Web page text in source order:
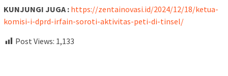
KUNJUNGI JUGA : https://zentainovasi.id/2024/12/18/ketua-
komisi-i-dprd-irfain-soroti-aktivitas-peti-di-tinsel/
Post Views: 1,133